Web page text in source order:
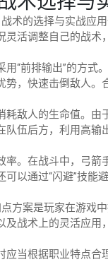
术的选择与实战应
活调整自己的战术
“前排输出”的方式
势，快速击倒敌人
耗敌人的生命值。
队伍后方，利用高
率。在战斗中，弓
以通过“闪避”技能
方案是玩家在游戏
及战术上的灵活应
应当根据职业特点